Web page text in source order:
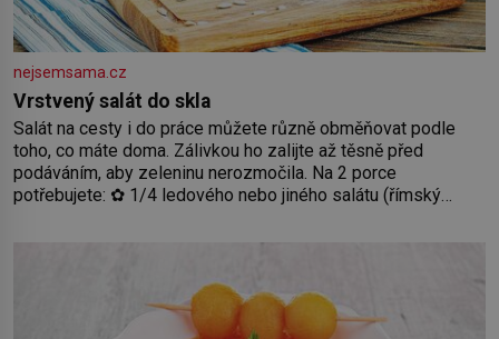
nejsemsama.cz
Vrstvený salát do skla
Salát na cesty i do práce můžete různě obměňovat podle
toho, co máte doma. Zálivkou ho zalijte až těsně před
podáváním, aby zeleninu nerozmočila. Na 2 porce
potřebujete: ✿ 1/4 ledového nebo jiného salátu (římský
2 rajčata Zálivka: ✿ 4 lžíce olivového oleje ✿ 1 lžíci citronové